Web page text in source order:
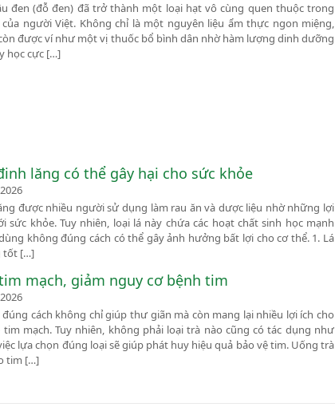
đen (đỗ đen) đã trở thành một loại hạt vô cùng quen thuộc trong
người Việt. Không chỉ là một nguyên liệu ẩm thực ngon miệng,
được ví như một vị thuốc bổ bình dân nhờ hàm lượng dinh dưỡng
học cực […]
lăng có thể gây hại cho sức khỏe
được nhiều người sử dụng làm rau ăn và dược liệu nhờ những lợi
sức khỏe. Tuy nhiên, loại lá này chứa các hoạt chất sinh học mạnh
không đúng cách có thể gây ảnh hưởng bất lợi cho cơ thể. 1. Lá
tốt […]
mạch, giảm nguy cơ bệnh tim
cách không chỉ giúp thư giãn mà còn mang lại nhiều lợi ích cho
tim mạch. Tuy nhiên, không phải loại trà nào cũng có tác dụng như
lựa chọn đúng loại sẽ giúp phát huy hiệu quả bảo vệ tim. Uống trà
tim […]